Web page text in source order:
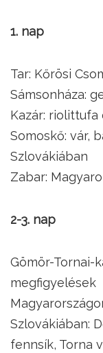
1. nap
Tar: Kőrösi
Sámsonháza:
Kazár: riolittufa
Somoskő: vár,
Szlovákiában
Zabar:
2-3. nap
Gömör-Tornai-
megfigyelések
Szlovákiában:
fennsík, Torna